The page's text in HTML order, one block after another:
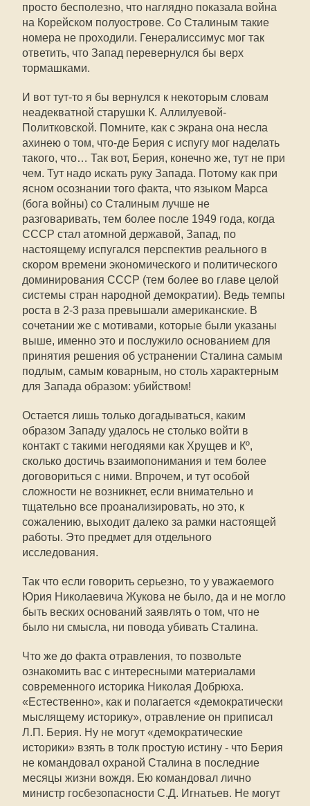
просто бесполезно, что наглядно показала война
на Корейском полуострове. Со Сталиным такие
номера не проходили. Генералиссимус мог так
ответить, что Запад перевернулся бы верх
тормашками.
И вот тут-то я бы вернулся к некоторым словам
неадекватной старушки К. Аллилуевой-
Политковской. Помните, как с экрана она несла
ахинею о том, что-де Берия с испугу мог наделать
такого, что… Так вот, Берия, конечно же, тут не при
чем. Тут надо искать руку Запада. Потому как при
ясном осознании того факта, что языком Марса
(бога войны) со Сталиным лучше не
разговаривать, тем более после 1949 года, когда
СССР стал атомной державой, Запад, по
настоящему испугался перспектив реального в
скором времени экономического и политического
доминирования СССР (тем более во главе целой
системы стран народной демократии). Ведь темпы
роста в 2-3 раза превышали американские. В
сочетании же с мотивами, которые были указаны
выше, именно это и послужило основанием для
принятия решения об устранении Сталина самым
подлым, самым коварным, но столь характерным
для Запада образом: убийством!
Остается лишь только догадываться, каким
образом Западу удалось не столько войти в
контакт с такими негодяями как Хрущев и Кº,
сколько достичь взаимопонимания и тем более
договориться с ними. Впрочем, и тут особой
сложности не возникнет, если внимательно и
тщательно все проанализировать, но это, к
сожалению, выходит далеко за рамки настоящей
работы. Это предмет для отдельного
исследования.
Так что если говорить серьезно, то у уважаемого
Юрия Николаевича Жукова не было, да и не могло
быть веских оснований заявлять о том, что не
было ни смысла, ни повода убивать Сталина.
Что же до факта отравления, то позвольте
ознакомить вас с интересными материалами
современного историка Николая Добрюха.
«Естественно», как и полагается «демократически
мыслящему историку», отравление он приписал
Л.П. Берия. Ну не могут «демократические
историки» взять в толк простую истину - что Берия
не командовал охраной Сталина в последние
месяцы жизни вождя. Ею командовал лично
министр госбезопасности С.Д. Игнатьев. Не могут